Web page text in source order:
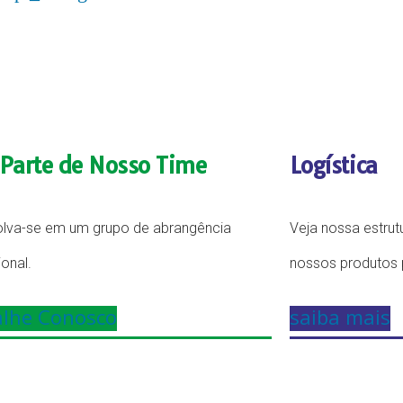
de Nosso Time
se em um grupo de abrangência
Conosco
Logística
Veja nossa
nossos produtos
saiba mais